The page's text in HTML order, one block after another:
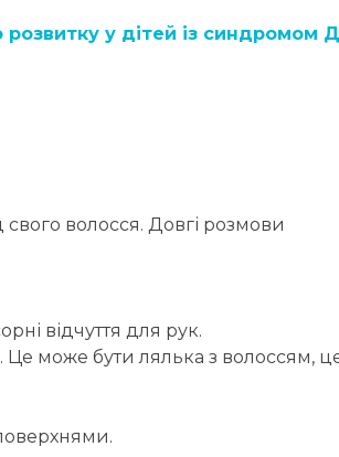
розвитку у дітей із синдромом
волосся. Довгі розмови
відчуття для рук.
Це може бути лялька з волоссям,